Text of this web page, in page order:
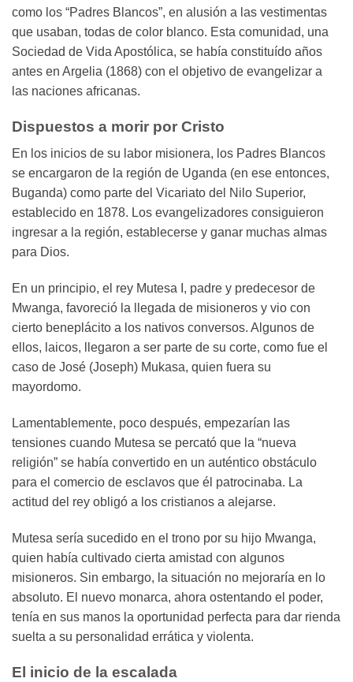
como los “Padres Blancos”, en alusión a las vestimentas
que usaban, todas de color blanco. Esta comunidad, una
Sociedad de Vida Apostólica, se había constituído años
antes en Argelia (1868) con el objetivo de evangelizar a
las naciones africanas.
Dispuestos a morir por Cristo
En los inicios de su labor misionera, los Padres Blancos
se encargaron de la región de Uganda (en ese entonces,
Buganda) como parte del Vicariato del Nilo Superior,
establecido en 1878. Los evangelizadores consiguieron
ingresar a la región, establecerse y ganar muchas almas
para Dios.
En un principio, el rey Mutesa I, padre y predecesor de
Mwanga, favoreció la llegada de misioneros y vio con
cierto beneplácito a los nativos conversos. Algunos de
ellos, laicos, llegaron a ser parte de su corte, como fue el
caso de José (Joseph) Mukasa, quien fuera su
mayordomo.
Lamentablemente, poco después, empezarían las
tensiones cuando Mutesa se percató que la “nueva
religión” se había convertido en un auténtico obstáculo
para el comercio de esclavos que él patrocinaba. La
actitud del rey obligó a los cristianos a alejarse.
Mutesa sería sucedido en el trono por su hijo Mwanga,
quien había cultivado cierta amistad con algunos
misioneros. Sin embargo, la situación no mejoraría en lo
absoluto. El nuevo monarca, ahora ostentando el poder,
tenía en sus manos la oportunidad perfecta para dar rienda
suelta a su personalidad errática y violenta.
El inicio de la escalada